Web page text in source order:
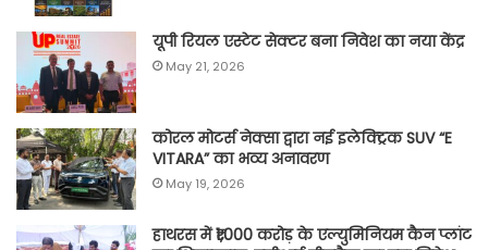
यूपी रियल एस्टेट सेक्टर बना निवेश का नया केंद्र
May 21, 2026
कोरल मोटर्स नेक्सा द्वारा नई इलेक्ट्रिक SUV “E
VITARA” का भव्य अनावरण
May 19, 2026
हाथरस में ₹1,000 करोड़ के एल्युमिनियम कैन प्लांट